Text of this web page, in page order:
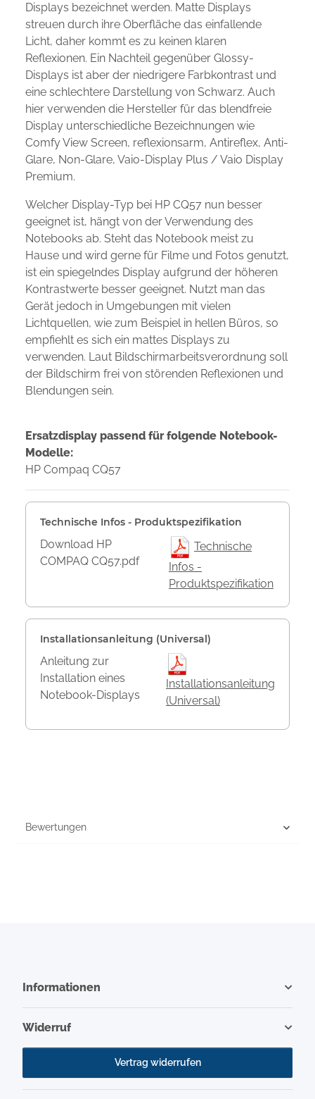
Displays bezeichnet werden. Matte Displays
streuen durch ihre Oberfläche das einfallende
Licht, daher kommt es zu keinen klaren
Reflexionen. Ein Nachteil gegenüber Glossy-
Displays ist aber der niedrigere Farbkontrast und
eine schlechtere Darstellung von Schwarz. Auch
hier verwenden die Hersteller für das blendfreie
Display unterschiedliche Bezeichnungen wie
Comfy View Screen, reflexionsarm, Antireflex, Anti-
Glare, Non-Glare, Vaio-Display Plus / Vaio Display
Premium.
Welcher Display-Typ bei HP CQ57 nun besser
geeignet ist, hängt von der Verwendung des
Notebooks ab. Steht das Notebook meist zu
Hause und wird gerne für Filme und Fotos genutzt,
ist ein spiegelndes Display aufgrund der höheren
Kontrastwerte besser geeignet. Nutzt man das
Gerät jedoch in Umgebungen mit vielen
Lichtquellen, wie zum Beispiel in hellen Büros, so
empfiehlt es sich ein mattes Displays zu
verwenden. Laut Bildschirmarbeitsverordnung soll
der Bildschirm frei von störenden Reflexionen und
Blendungen sein.
Ersatzdisplay passend für folgende Notebook-
Modelle:
HP Compaq CQ57
Technische Infos - Produktspezifikation
Download HP
COMPAQ CQ57.pdf
Technische
Infos -
Produktspezifikation
Installationsanleitung (Universal)
Anleitung zur
Installation eines
Notebook-Displays
Installationsanleitung
(Universal)
Bewertungen
Informationen
Widerruf
Vertrag widerrufen